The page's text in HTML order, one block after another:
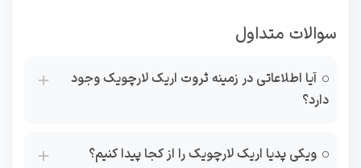
سوالات متداول
آیا اطلاعاتی در زمینه ثروت اریک لارچویک وجود
دارد؟
ویکی پدیا اریک لارچویک را از کجا پیدا کنیم؟